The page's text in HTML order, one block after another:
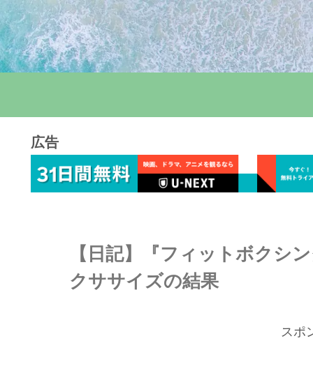
広告
【日記】『フィットボクシ
クササイズの結果
スポ